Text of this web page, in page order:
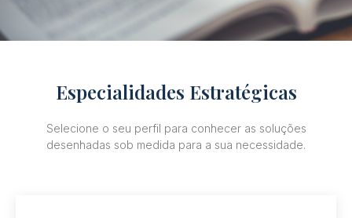
Especialidades Estratégicas
Selecione o seu perfil para conhecer as soluções
desenhadas sob medida para a sua necessidade.